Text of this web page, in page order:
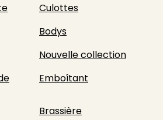
Culottes
Bodys
Nouvelle collection
Emboîtant
Brassière